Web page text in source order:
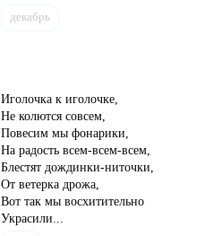
декабрь
Иголочка к иголочке,
Не колются совсем,
Повесим мы фонарики,
На радость всем-всем-всем,
Блестят дождинки-ниточки,
От ветерка дрожа,
Вот так мы восхитительно
Украсили...